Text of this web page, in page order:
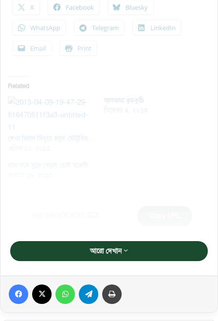
X Facebook Bluesky
WhatsApp Telegram LinkedIn
Email Print
Related
দেখা মিলল সিঁদুরে হলুদ মৌটুসির
লালমাথা কুচকুচি
আরো দেখান